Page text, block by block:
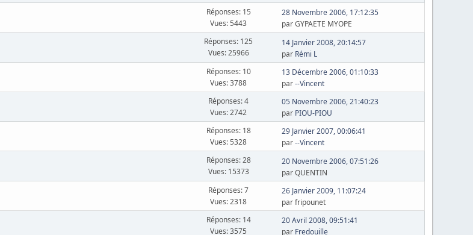
Réponses: 15
Vues: 5443
28 Novembre 2006, 17:12:35
par GYPAETE MYOPE
Réponses: 125
Vues: 25966
14 Janvier 2008, 20:14:57
par Rémi L
Réponses: 10
Vues: 3788
13 Décembre 2006, 01:10:33
par--Vincent
Réponses: 4
Vues: 2742
05 Novembre 2006, 21:40:23
par PIOU-PIOU
Réponses: 18
Vues: 5328
29 Janvier 2007, 00:06:41
par--Vincent
Réponses: 28
Vues: 15373
20 Novembre 2006, 07:51:26
par QUENTIN
Réponses: 7
Vues: 2318
26 Janvier 2009, 11:07:24
par fripounet
Réponses: 14
Vues: 3575
20 Avril 2008, 09:51:41
par Fredouille